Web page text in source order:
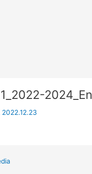
2024_En
2022.12.23